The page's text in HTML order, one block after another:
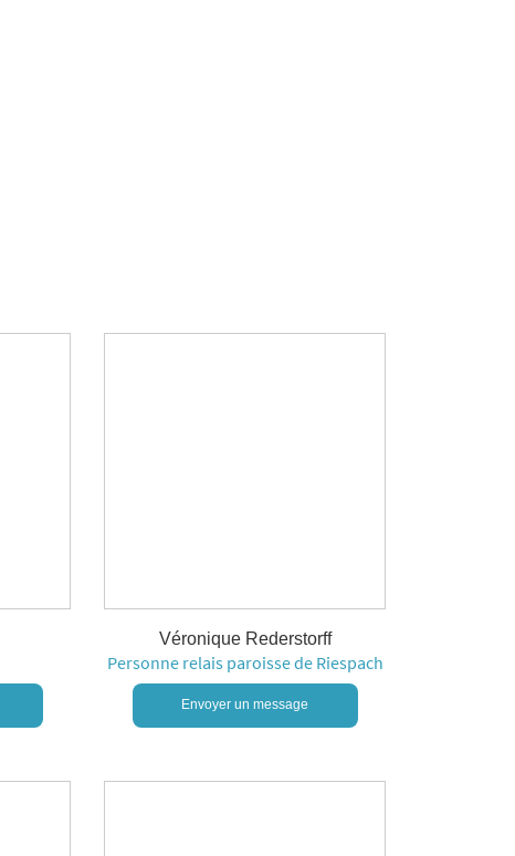
Véronique Rederstorff
Personne relais paroisse de Riespach
Envoyer un message